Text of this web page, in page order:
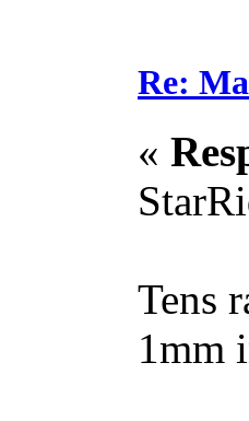
Re:
«
Tens
1mm